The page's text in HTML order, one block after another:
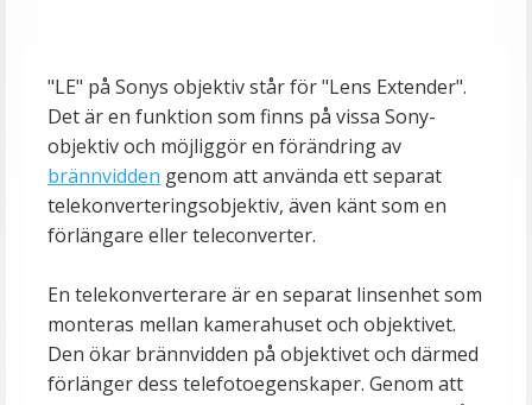
"LE" på Sonys objektiv står för "Lens Extender".
Det är en funktion som finns på vissa Sony-
objektiv och möjliggör en förändring av
brännvidden genom att använda ett separat
telekonverteringsobjektiv, även känt som en
förlängare eller teleconverter.
En telekonverterare är en separat linsenhet som
monteras mellan kamerahuset och objektivet.
Den ökar brännvidden på objektivet och därmed
förlänger dess telefotoegenskaper. Genom att